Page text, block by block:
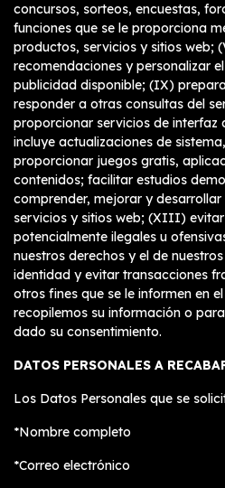
concursos, sorteos, encuestas,
funciones que se le proporciona
productos, servicios y sitios web;
recomendaciones y personalizar
publicidad disponible; (IX)
responder a otras consultas del
proporcionar servicios de interfaz
incluye actualizaciones de
proporcionar juegos gratis,
contenidos; facilitar estudios
comprender, mejorar y
servicios y sitios web; (XIII)
potencialmente ilegales u
nuestros derechos y el de
identidad y evitar transacciones
otros fines que se le informen en
recopilemos su información o
dado su consentimiento.
DATOS PERSONALES A
Los Datos Personales que se
*Nombre completo
*Correo electrónico